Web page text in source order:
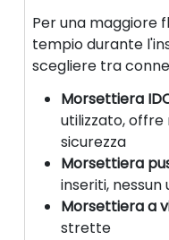
Per una maggiore
tempio durante
scegliere tra
Morsettiera
utilizzato,
sicurezza
Morsettiera
inseriti,
Morsettiera a
strette